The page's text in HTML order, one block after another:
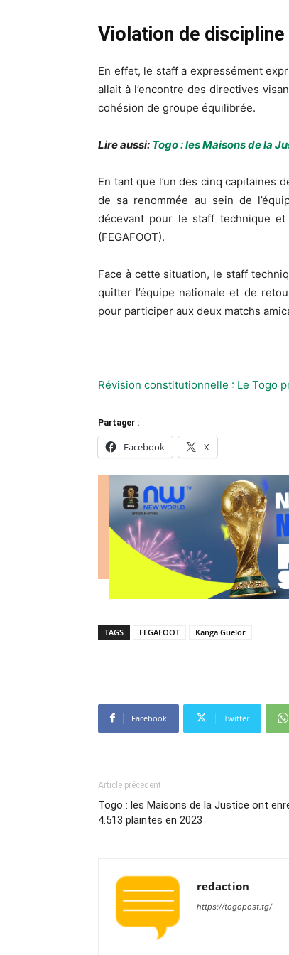
Violation de discipline
En effet, le staff a expressément
allait à l’encontre des directives
cohésion de groupe équilibrée.
Lire aussi: Togo : les Maisons de la
En tant que l’un des cinq capitaines
de sa renommée au sein de
décevant pour le staff technique
(FEGAFOOT).
Face à cette situation, le staff
quitter l’équipe nationale et de
pour participer aux deux matchs
Révision constitutionnelle : Le Togo
Partager :
Facebook X
TAGS FEGAFOOT Kanga Guelor
Facebook Twitter
Article précédent
Togo : les Maisons de la Justice ont
4.513 plaintes en 2023
redaction
https://togopost.tg/